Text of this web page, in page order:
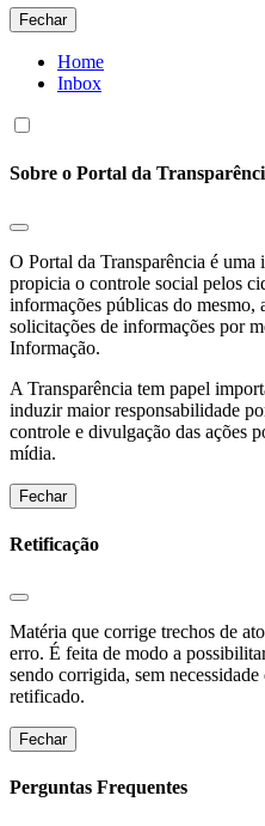
Fechar
Home
Inbox
Sobre o Portal da
O Portal da Transparência é
propicia o controle social pelos
informações públicas do mesmo,
solicitações de informações por
Informação.
A Transparência tem papel
induzir maior responsabilidade
controle e divulgação das ações
mídia.
Fechar
Retificação
Matéria que corrige trechos de
erro. É feita de modo a
sendo corrigida, sem
retificado.
Fechar
Perguntas Frequentes